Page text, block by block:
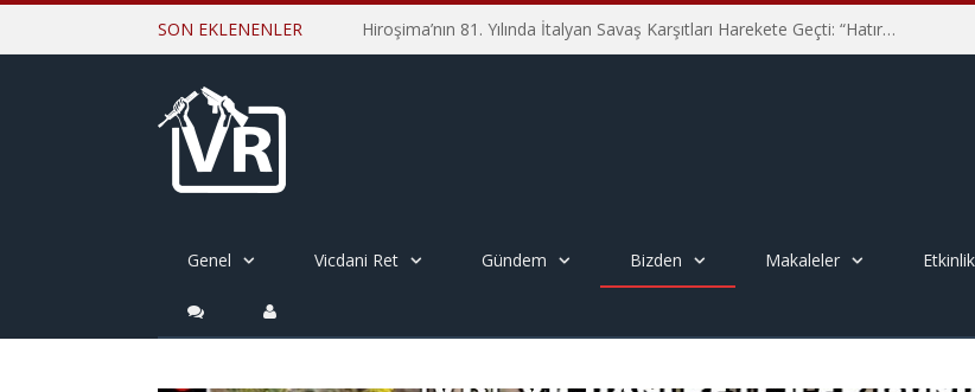
SON EKLENENLER Hiroşima’nın 81. Yılında İtalyan Savaş Karşıtları Harekete Geçti: “Hatırlamak yeterli değil”
Genel Vicdani Ret Gündem Bizden Makaleler